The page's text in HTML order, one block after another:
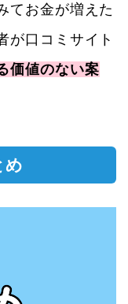
てお金が増えた
が口コミサイト
価値のない案
め